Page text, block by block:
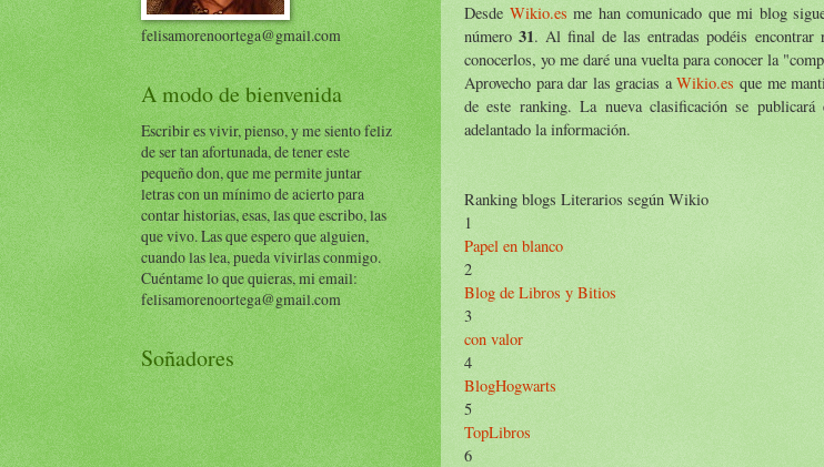
Desde Wikio.es me han comunicado que mi blog
número31. Al final de las entradas podéis encontrar
conocerlos, yo me daré una vuelta para conocer la
Aprovecho para dar las gracias aWikio.esque me
de este ranking. La nueva clasificación se
adelantado la información.
Ranking blogs Literarios según Wikio
1
Papel en blanco
2
Blog de Libros y Bitios
3
con valor
4
BlogHogwarts
5
TopLibros
6
felisamorenoortega@gmail.com
A modo de bienvenida
Escribir es vivir, pienso, y me siento feliz
de ser tan afortunada, de tener este
pequeño don, que me permite juntar
letras con un mínimo de acierto para
contar historias, esas, las que escribo, las
que vivo. Las que espero que alguien,
cuando las lea, pueda vivirlas conmigo.
Cuéntame lo que quieras, mi email:
felisamorenoortega@gmail.com
Soñadores